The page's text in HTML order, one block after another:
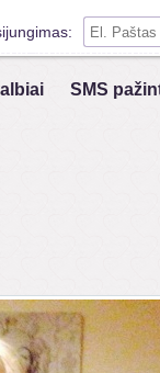
Prisiminti
SMS